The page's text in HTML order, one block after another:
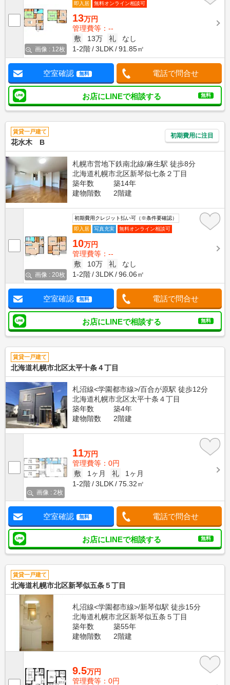
画像 : 12枚
即入居
無料オンライン相談可
13万円
管理費等：--
敷
13万 礼
なし
1-2階
3LDK 91.85㎡
空室確認 無料 電話で問合せ
お店にLINEで相談する 無料
賃貸一戸建て
花水木 B
初期費用に注目
札幌市営地下鉄南北線/麻生駅 徒歩8分
北海道札幌市北区新琴似七条２丁目
築年数
築14年
建物階数
2階建
画像 : 20枚
初期費用クレジット払い可（※条件要確認）
即入居
写真充実 無料オンライン相談可
10万円
管理費等：--
敷
10万 礼
なし
1-2階
3LDK 96.06㎡
空室確認 無料 電話で問合せ
お店にLINEで相談する 無料
賃貸一戸建て
北海道札幌市北区太平十条４丁目
札沼線<学園都市線>/百合が原駅 徒歩12分
北海道札幌市北区太平十条４丁目
築年数
築4年
建物階数
2階建
画像 : 2枚
11万円
管理費等：0円
敷
1ヶ月 礼
1ヶ月
1-2階
3LDK 75.32㎡
空室確認 無料 電話で問合せ
お店にLINEで相談する 無料
賃貸一戸建て
北海道札幌市北区新琴似五条５丁目
札沼線<学園都市線>/新琴似駅 徒歩15分
北海道札幌市北区新琴似五条５丁目
築年数
築55年
建物階数
2階建
9.5万円
管理費等：0円